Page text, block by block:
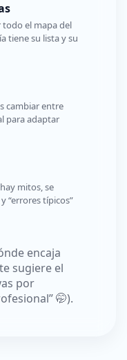
todo el mapa del
tiene su lista y su
cambiar entre
para adaptar
mitos, se
“errores típicos”
encaja
sugiere el
por
🤭).